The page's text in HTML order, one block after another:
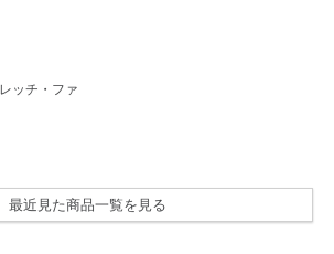
ッチ・ファ
最近見た商品一覧を見る